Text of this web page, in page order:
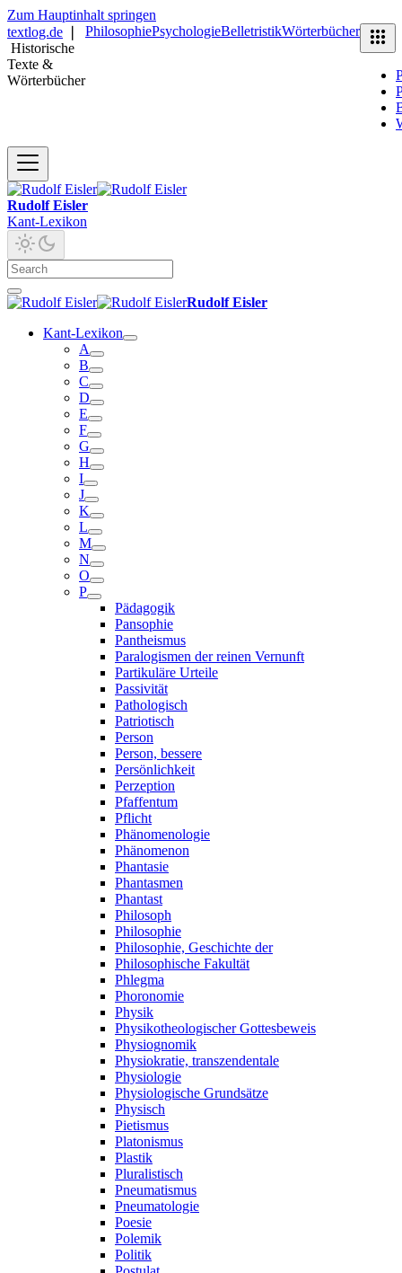
Zum Hauptinhalt springen
textlog.de
Historische
Texte &
Wörterbücher
PhilosophiePsychologieBelletristikWörterbücher
Rudolf Eisler
Kant-Lexikon
Rudolf Eisler
Kant-Lexikon
A
B
C
D
E
F
G
H
I
J
K
L
M
N
O
P
Pädagogik
Pansophie
Pantheismus
Paralogismen der reinen Vernunft
Partikuläre Urteile
Passivität
Pathologisch
Patriotisch
Person
Person, bessere
Persönlichkeit
Perzeption
Pfaffentum
Pflicht
Phänomenologie
Phänomenon
Phantasie
Phantasmen
Phantast
Philosoph
Philosophie
Philosophie, Geschichte der
Philosophische Fakultät
Phlegma
Phoronomie
Physik
Physikotheologischer Gottesbeweis
Physiognomik
Physiokratie, transzendentale
Physiologie
Physiologische Grundsätze
Physisch
Pietismus
Platonismus
Plastik
Pluralistisch
Pneumatismus
Pneumatologie
Poesie
Polemik
Politik